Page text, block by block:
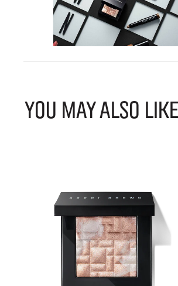
YOU MAY ALSO LIKE